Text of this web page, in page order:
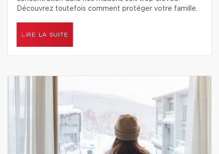
Découvrez toutefois comment protéger votre famille.
LIRE LA SUITE